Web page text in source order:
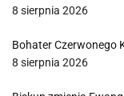
8 sierpnia 2026
Bohater Czerwonego
8 sierpnia 2026